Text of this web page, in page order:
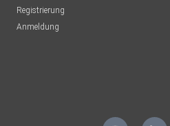
Registrierung
Anmeldung